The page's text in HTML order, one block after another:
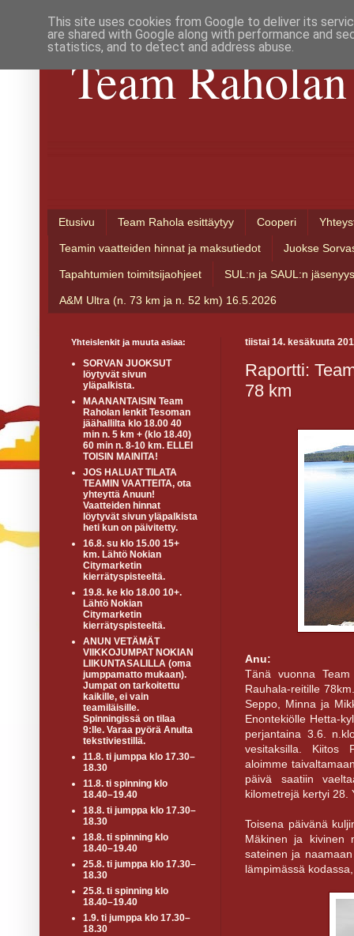
Team
Etusivu Team Rahola esittäytyy Cooperi
Teamin vaatteiden hinnat ja maksutiedot Juokse
Tapahtumien toimitsijaohjeet SUL:n ja SAUL:n jäsenyys
A&M Ultra (n. 73 km ja n. 52 km) 16.5.2026
tiistai 14. kesäkuuta
Raportti:
78 km
Anu:
Tänä vuonna
Rauhala-reitille
Seppo, Minna ja
Enontekiölle Hetta-
perjantaina 3.6.
vesitaksilla. Kiitos
aloimme
päivä saatiin
kilometrejä kertyi 28.
Toisena päivänä
Mäkinen ja kivinen
sateinen ja
lämpimässä
Yhteislenkit ja muuta asiaa:
SORVAN JUOKSUT
löytyvät sivun
yläpalkista.
MAANANTAISIN Team
Raholan lenkit Tesoman
jäähallilta klo 18.00 40
min n. 5 km + (klo 18.40)
60 min n. 8-10 km. ELLEI
TOISIN MAINITA!
JOS HALUAT TILATA
TEAMIN VAATTEITA, ota
yhteyttä Anuun!
Vaatteiden hinnat
löytyvät sivun yläpalkista
heti kun on päivitetty.
16.8. su klo 15.00 15+
km. Lähtö Nokian
Citymarketin
kierrätyspisteeltä.
19.8. ke klo 18.00 10+.
Lähtö Nokian
Citymarketin
kierrätyspisteeltä.
ANUN VETÄMÄT
VIIKKOJUMPAT NOKIAN
LIIKUNTASALILLA (oma
jumppamatto mukaan).
Jumpat on tarkoitettu
kaikille, ei vain
teamiläisille.
Spinningissä on tilaa
9:lle. Varaa pyörä Anulta
tekstiviestillä.
11.8. ti jumppa klo 17.30–
18.30
11.8. ti spinning klo
18.40–19.40
18.8. ti jumppa klo 17.30–
18.30
18.8. ti spinning klo
18.40–19.40
25.8. ti jumppa klo 17.30–
18.30
25.8. ti spinning klo
18.40–19.40
1.9. ti jumppa klo 17.30–
18.30
This site uses cookies from Google to deliver its
are shared with Google along with performance and
statistics, and to detect and address abuse.